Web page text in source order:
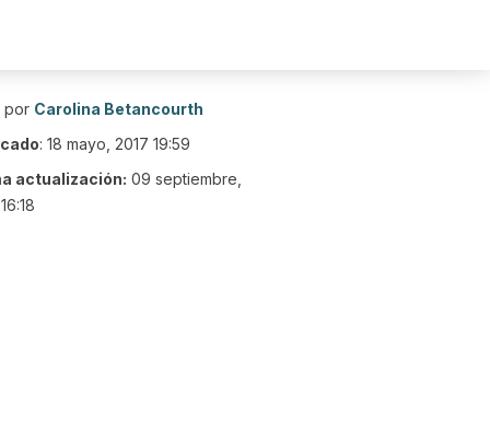
por Carolina Betancourth
: 18 mayo, 2017 19:59
actualización: 09 septiembre,